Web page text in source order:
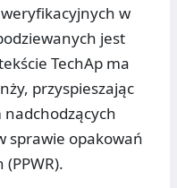
w
jest
TechAp ma
przyspieszając
sprawie opakowań